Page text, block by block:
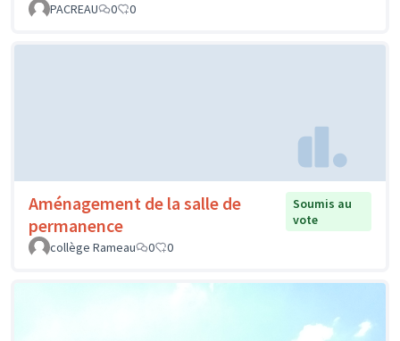
PACREAU
0 0
Aménagement de la salle de
permanence
Soumis au
vote
collège Rameau
0 0